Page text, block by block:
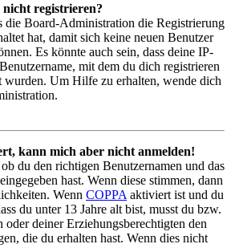
registrieren?
die Board-Administration die Registrierung
hat, damit sich keine neuen Benutzer
Es könnte auch sein, dass deine IP-
mit dem du dich registrieren
wurden. Um Hilfe zu erhalten, wende dich
kann mich aber nicht anmelden!
du den richtigen Benutzernamen und das
hast. Wenn diese stimmen, dann
Wenn COPPA aktiviert ist und du
du unter 13 Jahre alt bist, musst du bzw.
oder deiner Erziehungsberechtigten den
die du erhalten hast. Wenn dies nicht